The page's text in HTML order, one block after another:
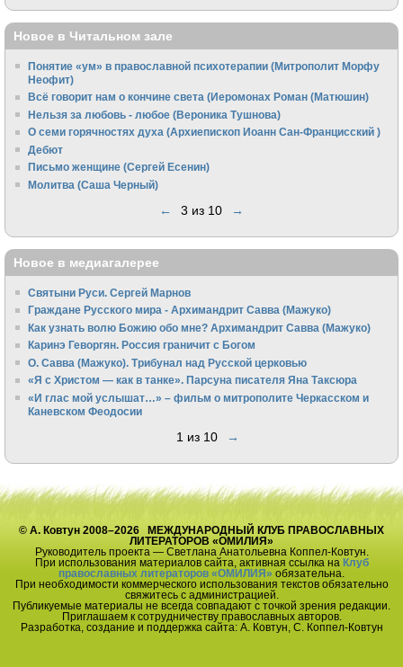
Новое в Читальном зале
Понятие «ум» в православной психотерапии (Митрополит Морфу
Неофит)
Всё говорит нам о кончине света (Иеромонах Роман (Матюшин)
Нельзя за любовь - любое (Вероника Тушнова)
О семи горячностях духа (Архиепископ Иоанн Сан-Францисский )
Дебют
Письмо женщине (Сергей Есенин)
Молитва (Саша Черный)
← 3 из 10 →
Новое в медиагалерее
Святыни Руси. Сергей Марнов
Граждане Русского мира - Архимандрит Савва (Мажуко)
Как узнать волю Божию обо мне? Архимандрит Савва (Мажуко)
Каринэ Геворгян. Россия граничит с Богом
О. Савва (Мажуко). Трибунал над Русской церковью
«Я с Христом — как в танке». Парсуна писателя Яна Таксюра
«И глас мой услышат…» – фильм о митрополите Черкасском и
Каневском Феодосии
1 из 10 →
© А. Ковтун 2008–2026 МЕЖДУНАРОДНЫЙ КЛУБ ПРАВОСЛАВНЫХ
ЛИТЕРАТОРОВ «ОМИЛИЯ»
Руководитель проекта — Светлана Анатольевна Коппел-Ковтун.
При использования материалов сайта, активная ссылка на Клуб
православных литераторов «ОМИЛИЯ» обязательна.
При необходимости коммерческого использования текстов обязательно
свяжитесь с администрацией.
Публикуемые материалы не всегда совпадают с точкой зрения редакции.
Приглашаем к сотрудничеству православных авторов.
Разработка, создание и поддержка сайта: А. Ковтун, С. Коппел-Ковтун